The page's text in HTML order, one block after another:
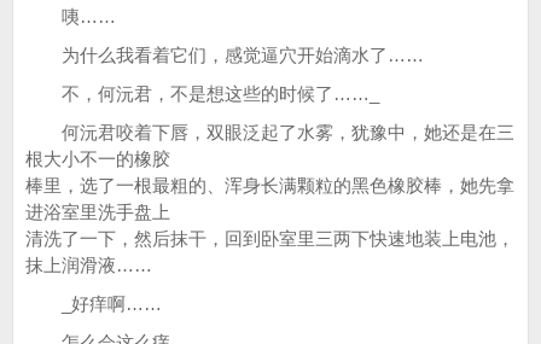
咦……
为什么我看着它们，感觉逼穴开始滴水了……
不，何沅君，不是想这些的时候了……_
何沅君咬着下唇，双眼泛起了水雾，犹豫中，她还是在三
根大小不一的橡胶
棒里，选了一根最粗的、浑身长满颗粒的黑色橡胶棒，她先拿
进浴室里洗手盘上
清洗了一下，然后抹干，回到卧室里三两下快速地装上电池，
抹上润滑液……
_好痒啊……